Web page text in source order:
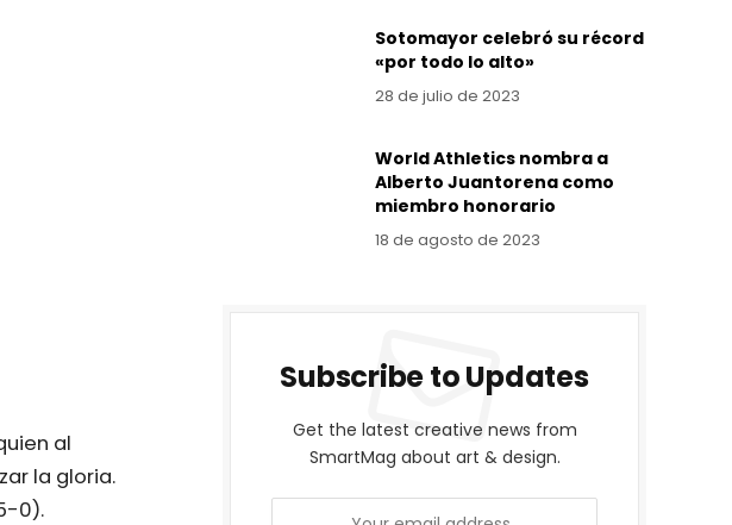
al
la gloria.
0).
Sotomayor celebró su récord
«por todo lo alto»
28 de julio de 2023
World Athletics nombra a
Alberto Juantorena como
miembro honorario
18 de agosto de 2023
Subscribe to Updates
Get the latest creative news from
SmartMag about art & design.